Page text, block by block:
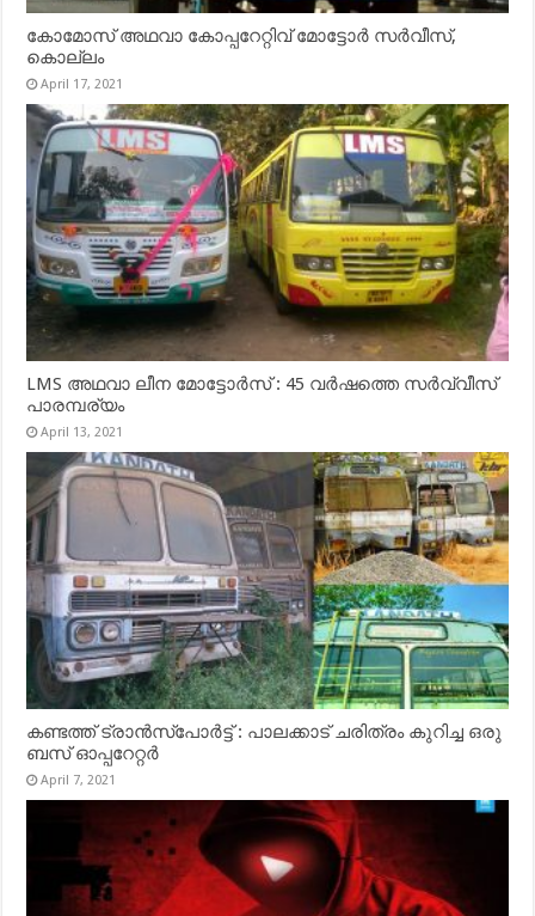
കോമോസ് അഥവാ കോപ്പറേറ്റിവ് മോട്ടോര്‍ സര്‍വീസ്,
കൊല്ലം
April 17, 2021
LMS അഥവാ ലീന മോട്ടോർസ് : 45 വർഷത്തെ സർവ്വീസ്
പാരമ്പര്യം
April 13, 2021
കണ്ടത്ത് ട്രാൻസ്‌പോർട്ട് : പാലക്കാട് ചരിത്രം കുറിച്ച ഒരു
ബസ് ഓപ്പറേറ്റർ
April 7, 2021